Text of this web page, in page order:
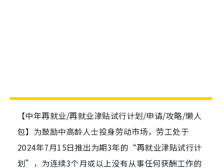
【中年再就业/再就业津贴试行计划/申请/攻略/懒人
包】为鼓励中高龄人士投身劳动市场，劳工处于
2024年7月15日推出为期3年的“再就业津贴试行计
划”，为连续3个月或以上没有从事任何获酬工作的